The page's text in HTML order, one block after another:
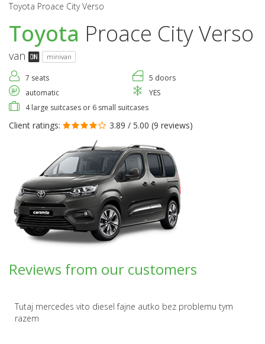
Toyota Proace City Verso
Toyota Proace City Verso
van minivan
7 seats
5 doors
automatic
YES
4 large suitcases or 6 small suitcases
Client ratings: 3.89 / 5.00 (9 reviews)
Reviews from our customers
Tutaj mercedes vito diesel fajne autko bez problemu tym
razem